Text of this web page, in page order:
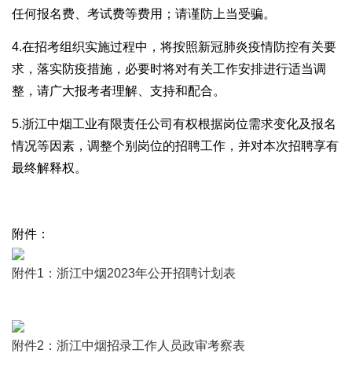
任何报名费、考试费等费用；请谨防上当受骗。
4.在招考组织实施过程中，将按照新冠肺炎疫情防控有关要
求，落实防疫措施，必要时将对有关工作安排进行适当调
整，请广大报考者理解、支持和配合。
5.浙江中烟工业有限责任公司有权根据岗位需求变化及报名
情况等因素，调整个别岗位的招聘工作，并对本次招聘享有
最终解释权。
附件：
附件1：浙江中烟2023年公开招聘计划表
附件2：浙江中烟招录工作人员政审考察表